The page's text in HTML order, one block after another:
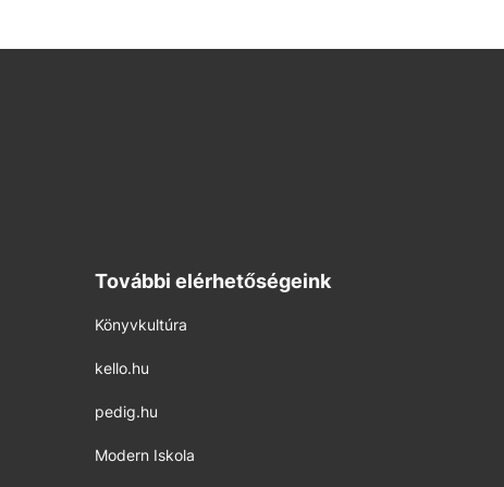
További elérhetőségeink
Könyvkultúra
kello.hu
pedig.hu
Modern Iskola